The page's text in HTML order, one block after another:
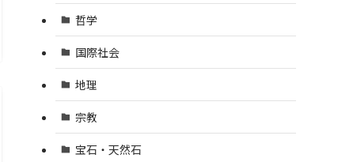
哲学
国際社会
地理
宗教
宝石・天然石